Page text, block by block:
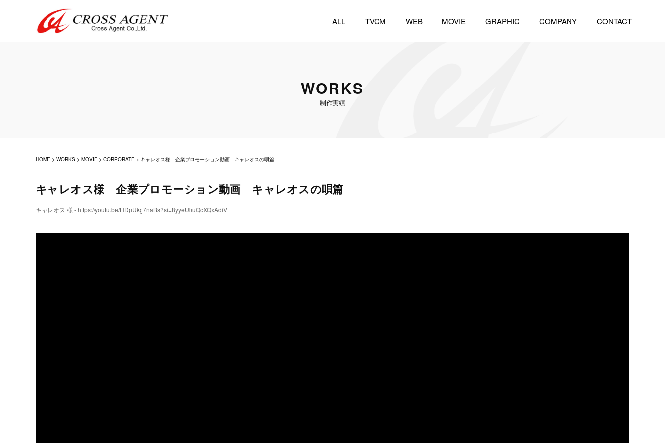
ALL TVCM WEB MOVIE GRAPHIC COMPANY CONTACT
WORKS
制作実績
HOME > WORKS > MOVIE > CORPORATE > キャレオス様 企業プロモーション動画 キャレオスの唄篇
キャレオス様 企業プロモーション動画 キャレオスの唄篇
キャレオス 様 -https://youtu.be/HDpUkg7naBs?si=8yyeUbuQcXQxAdiV